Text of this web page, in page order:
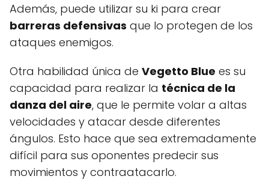
Además, puede utilizar su ki para crear
barreras defensivas que lo protegen de los
ataques enemigos.
Otra habilidad única de Vegetto Blue es su
capacidad para realizar la técnica de la
danza del aire, que le permite volar a altas
velocidades y atacar desde diferentes
ángulos. Esto hace que sea extremadamente
difícil para sus oponentes predecir sus
movimientos y contraatacarlo.